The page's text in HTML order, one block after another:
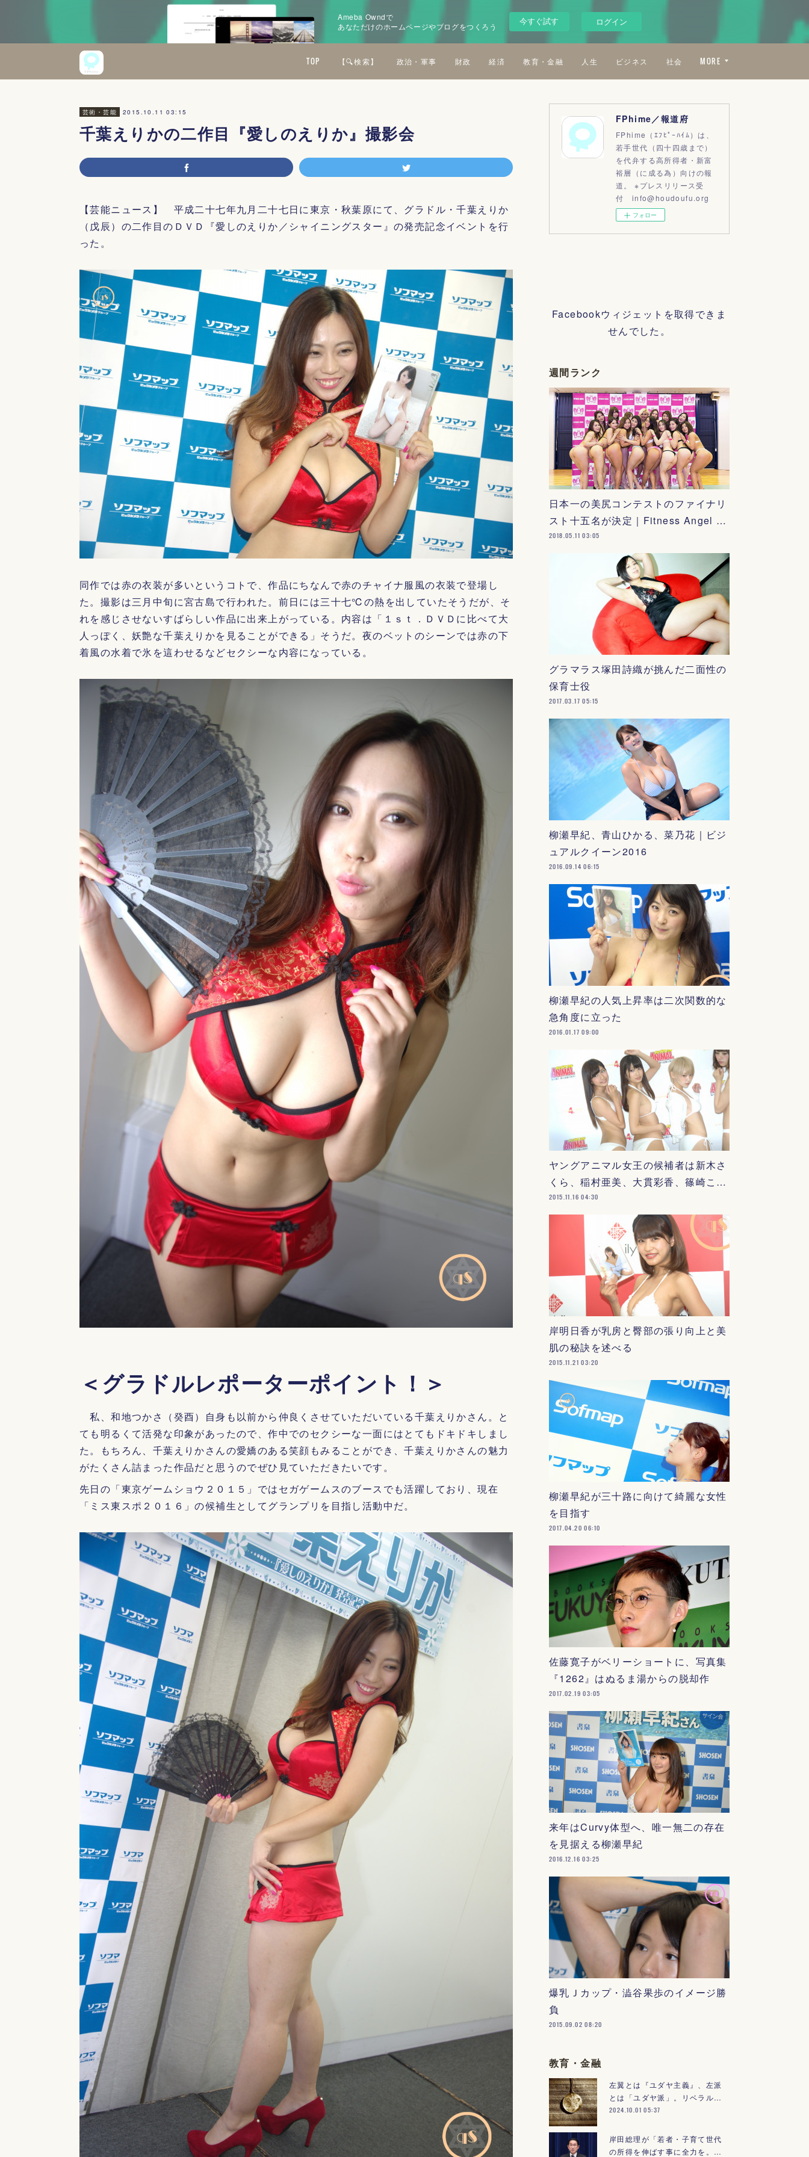
Ameba Owndで
あなただけのホームページやブログをつくろう
今すぐ試す ログイン
TOP 【🔍検索】 政治・軍事 財政 経済 教育・金融 人生 ビジネス 社会 MORE
芸術・芸能 2015.10.11 03:15
千葉えりかの二作目『愛しのえりか』撮影会
【芸能ニュース】 平成二十七年九月二十七日に東京・秋葉原にて、グラドル・千葉えりか
（戊辰）の二作目のＤＶＤ『愛しのえりか／シャイニングスター』の発売記念イベントを行
った。
同作では赤の衣装が多いというコトで、作品にちなんで赤のチャイナ服風の衣装で登場し
た。撮影は三月中旬に宮古島で行われた。前日には三十七℃の熱を出していたそうだが、そ
れを感じさせないすばらしい作品に出来上がっている。内容は「１ｓｔ．ＤＶＤに比べて大
人っぽく、妖艶な千葉えりかを見ることができる」そうだ。夜のベットのシーンでは赤の下
着風の水着で氷を這わせるなどセクシーな内容になっている。
＜グラドルレポーターポイント！＞
私、和地つかさ（癸酉）自身も以前から仲良くさせていただいている千葉えりかさん。と
ても明るくて活発な印象があったので、作中でのセクシーな一面にはとてもドキドキしまし
た。もちろん、千葉えりかさんの愛嬌のある笑顔もみることができ、千葉えりかさんの魅力
がたくさん詰まった作品だと思うのでぜひ見ていただきたいです。
先日の「東京ゲームショウ２０１５」ではセガゲームスのブースでも活躍しており、現在
「ミス東スポ２０１６」の候補生としてグランプリを目指し活動中だ。
FPhime／報道府
FPhime（ｴﾌﾋﾟｰﾊｲﾑ）は、
若手世代（四十四歳まで）
を代弁する高所得者・新富
裕層（に成る為）向けの報
道。 ※プレスリリース受
付 info@houdoufu.org
フォロー
Facebookウィジェットを取得できま
せんでした。
週間ランク
日本一の美尻コンテストのファイナリ
スト十五名が決定｜Fitness Angel …
2018.05.11 03:05
グラマラス塚田詩織が挑んだ二面性の
保育士役
2017.03.17 05:15
柳瀬早紀、青山ひかる、菜乃花｜ビジ
ュアルクイーン2016
2016.09.14 06:15
柳瀬早紀の人気上昇率は二次関数的な
急角度に立った
2016.01.17 09:00
ヤングアニマル女王の候補者は新木さ
くら、稲村亜美、大貫彩香、篠崎こ…
2015.11.16 04:30
岸明日香が乳房と臀部の張り向上と美
肌の秘訣を述べる
2015.11.21 03:20
柳瀬早紀が三十路に向けて綺麗な女性
を目指す
2017.04.20 06:10
佐藤寛子がベリーショートに、写真集
『1262』はぬるま湯からの脱却作
2017.02.19 03:05
来年はCurvy体型へ、唯一無二の存在
を見据える柳瀬早紀
2016.12.16 03:25
爆乳Ｊカップ・澁谷果歩のイメージ勝
負
2015.09.02 08:20
教育・金融
左翼とは『ユダヤ主義』、左派
とは「ユダヤ派」。リベラル…
2024.10.01 05:37
岸田総理が「若者・子育て世代
の所得を伸ばす事に全力を。…